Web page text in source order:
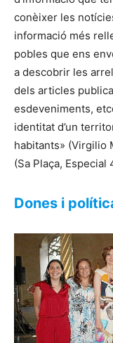
conèixer les
informació més
pobles que ens
a descobrir les
dels articles
esdeveniments,
identitat d’un
habitants» (Virgilio
(Sa Plaça, Especial
Dones i